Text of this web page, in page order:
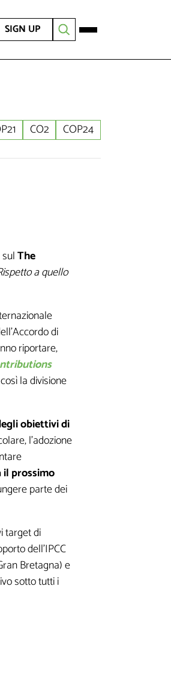
SIGN UP
CO2 COP24
sulThe
a quello
di
riportare,
la divisione
obiettivi di
l’adozione
il prossimo
parte dei
target di
dell’IPCC
Bretagna) e
sotto tutti i